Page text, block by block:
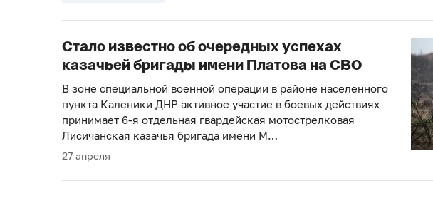
Стало известно об очередных успехах
казачьей бригады имени Платова на СВО
В зоне специальной военной операции в районе населенного
пункта Каленики ДНР активное участие в боевых действиях
принимает 6-я отдельная гвардейская мотострелковая
Лисичанская казачья бригада имени М…
27 апреля